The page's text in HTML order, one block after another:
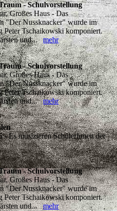
- Schulvorstellung
Großes Haus - Das
"Der Nussknacker" wurde im
Peter Tschaikowski komponiert.
und...mehr
- Schulvorstellung
Großes Haus - Das
"Der Nussknacker" wurde im
Peter Tschaikowski komponiert.
und...mehr
- Es musizieren SchülerInnen der
- Schulvorstellung
Großes Haus - Das
"Der Nussknacker" wurde im
Peter Tschaikowski komponiert.
und...mehr